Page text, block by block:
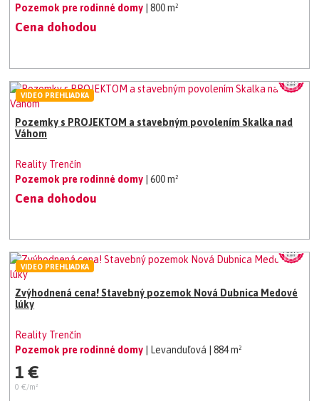
Pozemok pre rodinné domy
| 800 m²
Cena dohodou
Pozemky s PROJEKTOM a stavebným povolením Skalka nad
Váhom
Reality Trenčín
Pozemok pre rodinné domy
| 600 m²
Cena dohodou
VIDEO PREHLIADKA
Zvýhodnená cena! Stavebný pozemok Nová Dubnica Medové
lúky
Reality Trenčín
Pozemok pre rodinné domy
| Levanduľová | 884 m²
1 €
0 €/m²
VIDEO PREHLIADKA